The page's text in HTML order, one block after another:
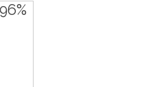
96%